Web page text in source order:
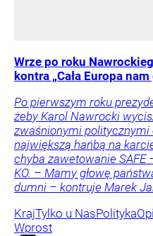
Wrze po roku
kontra „Cała Europa
Po pierwszym roku
żeby Karol Nawrocki
zwaśnionymi
największą hańbą na
chyba zawetowanie SAFE
KO. – Mamy głowę
dumni – kontruje Marek
KrajTylko u NasPolityka
Wprost